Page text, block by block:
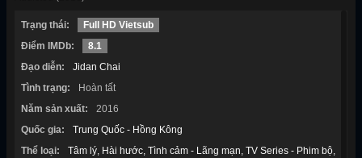
Trạng thái:
Full HD Vietsub
Điểm IMDb:
8.1
Đạo diễn:
Jidan Chai
Tình trạng:
Hoàn tất
Năm sản xuất:
2016
Quốc gia:
Trung Quốc - Hồng Kông
Thể loại:
Tâm lý Hài hước Tình cảm - Lãng mạn TV Series - Phim bộ